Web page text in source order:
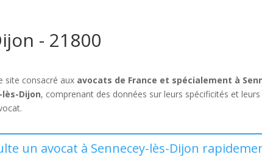
- 21800
site consacré aux avocats de France et spécialement à
Dijon, comprenant des données sur leurs spécificités et
un avocat à Sennecey-lès-Dijon